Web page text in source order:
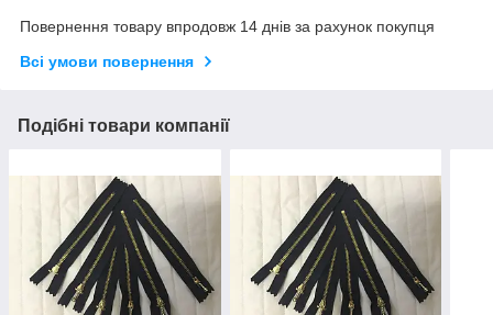
Повернення товару впродовж 14 днів за рахунок покупця
Всі умови повернення
Подібні товари компанії